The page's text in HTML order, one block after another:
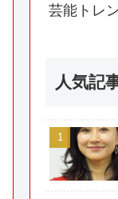
芸能トレ
人気記